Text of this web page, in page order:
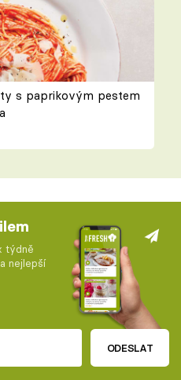
s paprikovým pestem
týdně
nejlepší
ODESLAT